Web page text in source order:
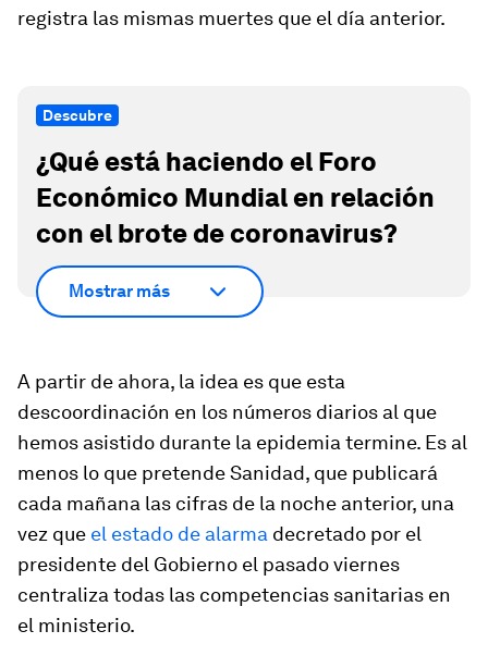
registra las mismas muertes que el día anterior.
Descubre
¿Qué está haciendo el Foro
Económico Mundial en relación
con el brote de coronavirus?
Mostrar más
A partir de ahora, la idea es que esta
descoordinación en los números diarios al que
hemos asistido durante la epidemia termine. Es al
menos lo que pretende Sanidad, que publicará
cada mañana las cifras de la noche anterior, una
vez que el estado de alarma decretado por el
presidente del Gobierno el pasado viernes
centraliza todas las competencias sanitarias en
el ministerio.